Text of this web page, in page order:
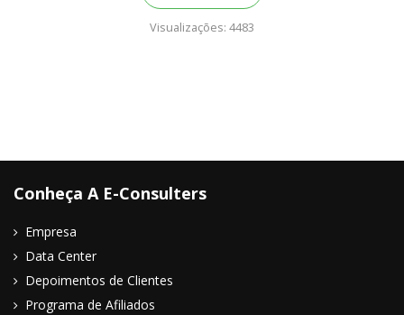
Visualizações: 4483
Conheça A E-Consulters
Empresa
Data Center
Depoimentos de Clientes
Programa de Afiliados